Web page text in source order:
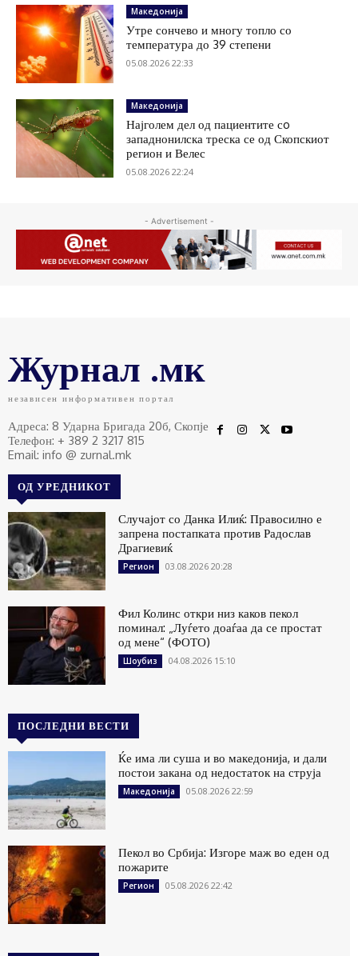
Македонија
Утре сончево и многу топло со
температура до 39 степени
05.08.2026 22:33
Македонија
Најголем дел од пациентите сo
западнонилска треска се од Скопскиот
регион и Велес
05.08.2026 22:24
- Advertisement -
Журнал .мк
независен информативен портал
Адреса: 8 Ударна Бригада 20б, Скопје
Телефон: + 389 2 3217 815
Email: info @ zurnal.mk
ОД УРЕДНИКОТ
Случајот со Данка Илиќ: Правосилно е
запрена постапката против Радослав
Драгиевиќ
Регион 03.08.2026 20:28
Фил Колинс откри низ каков пекол
поминал: „Луѓето доаѓаа да се простат
од мене“ (ФОТО)
Шоубиз 04.08.2026 15:10
ПОСЛЕДНИ ВЕСТИ
Ќе има ли суша и во македонија, и дали
постои закана од недостаток на струја
Македонија 05.08.2026 22:59
Пекол во Србија: Изгоре маж во еден од
пожарите
Регион 05.08.2026 22:42